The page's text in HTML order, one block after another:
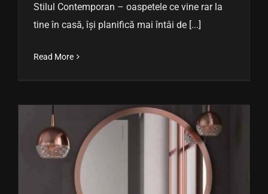
Stilul Contemporan – oaspetele ce vine rar la
tine în casă, își planifică mai întâi de [...]
Read More